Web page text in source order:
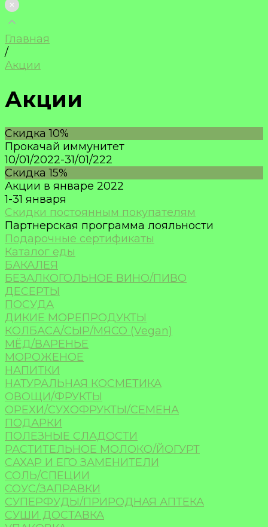
Главная
/
Акции
Акции
Скидка 10%
Прокачай иммунитет
10/01/2022-31/01/222
Скидка 15%
Акции в январе 2022
1-31 января
Скидки постоянным покупателям
Партнерская программа лояльности
Подарочные сертификаты
Каталог еды
БАКАЛЕЯ
БЕЗАЛКОГОЛЬНОЕ ВИНО/ПИВО
ДЕСЕРТЫ
ПОСУДА
ДИКИЕ МОРЕПРОДУКТЫ
КОЛБАСА/СЫР/МЯСО (Vegan)
МЁД/ВАРЕНЬЕ
МОРОЖЕНОЕ
НАПИТКИ
НАТУРАЛЬНАЯ КОСМЕТИКА
ОВОЩИ/ФРУКТЫ
ОРЕХИ/СУХОФРУКТЫ/СЕМЕНА
ПОДАРКИ
ПОЛЕЗНЫЕ СЛАДОСТИ
РАСТИТЕЛЬНОЕ МОЛОКО/ЙОГУРТ
САХАР И ЕГО ЗАМЕНИТЕЛИ
СОЛЬ/СПЕЦИИ
СОУС/ЗАПРАВКИ
СУПЕРФУДЫ/ПРИРОДНАЯ АПТЕКА
СУШИ ДОСТАВКА